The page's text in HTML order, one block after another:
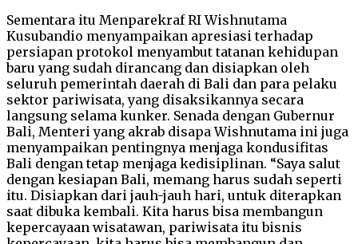
Sementara itu Menparekraf RI Wishnutama
Kusubandio menyampaikan apresiasi terhadap
persiapan protokol menyambut tatanan kehidupan
baru yang sudah dirancang dan disiapkan oleh
seluruh pemerintah daerah di Bali dan para pelaku
sektor pariwisata, yang disaksikannya secara
langsung selama kunker. Senada dengan Gubernur
Bali, Menteri yang akrab disapa Wishnutama ini juga
menyampaikan pentingnya menjaga kondusifitas
Bali dengan tetap menjaga kedisiplinan. “Saya salut
dengan kesiapan Bali, memang harus sudah seperti
itu. Disiapkan dari jauh-jauh hari, untuk diterapkan
saat dibuka kembali. Kita harus bisa membangun
kepercayaan wisatawan, pariwisata itu bisnis